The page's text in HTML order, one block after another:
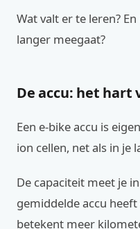
Wat valt er te leren?
langer meegaat?
De accu: het hart
Een e-bike accu is
ion cellen, net als in je
De capaciteit meet je
gemiddelde accu
betekent meer